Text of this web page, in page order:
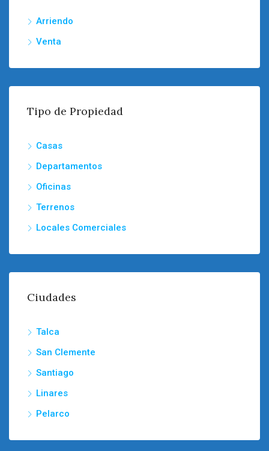
Arriendo
Venta
Tipo de Propiedad
Casas
Departamentos
Oficinas
Terrenos
Locales Comerciales
Ciudades
Talca
San Clemente
Santiago
Linares
Pelarco